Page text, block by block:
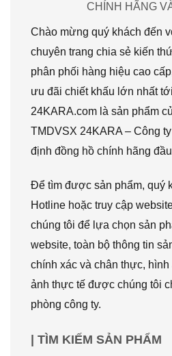
CHÍNH HÃNG
Chào mừng quý khách đến
chuyên trang chia sẻ kiến
phân phối hàng hiệu cao
ưu đãi chiết khấu lớn nhất
24KARA.com là sản phẩm
TMDVSX 24KARA – Công
định đồng hồ chính hãng
Để tìm được sản phẩm, quý
Hotline hoặc truy cập
chúng tôi để lựa chọn sản
website, toàn bộ thông tin
chính xác và chân thực,
ảnh thực tế được chúng tôi
phòng công ty.
| TÌM KIẾM SẢN PHẨM